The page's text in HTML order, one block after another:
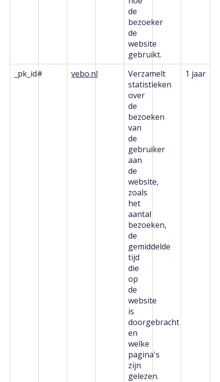
de
bezoeker
de
website
gebruikt.
_pk_id# vebo.nl
Verzamelt
statistieken
over
de
bezoeken
van
de
gebruiker
aan
de
website,
zoals
het
aantal
bezoeken,
de
gemiddelde
tijd
die
op
de
website
is
doorgebracht
en
welke
pagina's
zijn
gelezen.
1 jaar